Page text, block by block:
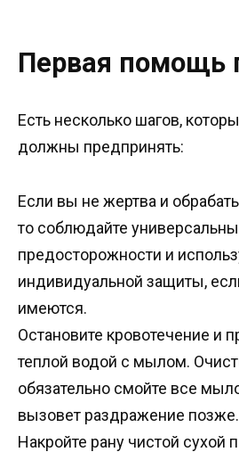
Первая помощь
Есть несколько шагов,
должны предпринять:
Если вы не жертва и
то соблюдайте
предосторожности и
индивидуальной защиты,
имеются.
Остановите кровотечение и
теплой водой с мылом.
обязательно смойте все
вызовет раздражение позже.
Накройте рану чистой сухой